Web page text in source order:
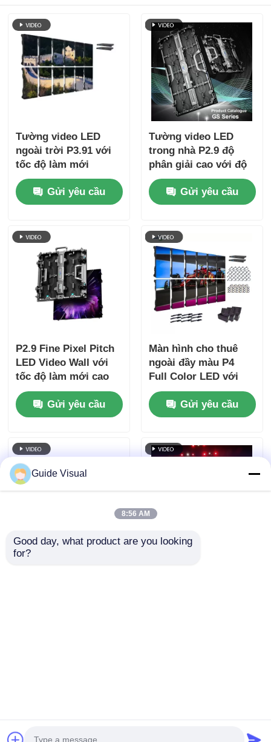
Tường video LED
ngoài trời P3.91 với
tốc độ làm mới
7680Hz, màn hình đủ
màu và mức bảo vệ
IP65 cho buổi hòa
khấu
Gửi yêu cầu
Tường video LED
trong nhà P2.9 độ
phân giải cao với độ
phân giải pixel 2,9mm
Tốc độ làm mới 3840
Hz và độ sáng
Gửi yêu cầu
P2.9 Fine Pixel Pitch
LED Video Wall với
tốc độ làm mới cao
7680Hz và hỗ trợ điện
& tín hiệu kép cho
các sự kiện sân khấu
Gửi yêu cầu
Màn hình cho thuê
ngoài đầy màu P4
Full Color LED với
tốc độ làm mới
7680Hz và chống
nước IP65 cho màn
Gửi yêu cầu
Guide Visual
8:56 AM
Good day, what product are you looking
for?